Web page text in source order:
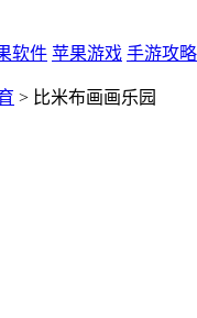
软件 苹果游戏 手游攻略
> 比米布画画乐园